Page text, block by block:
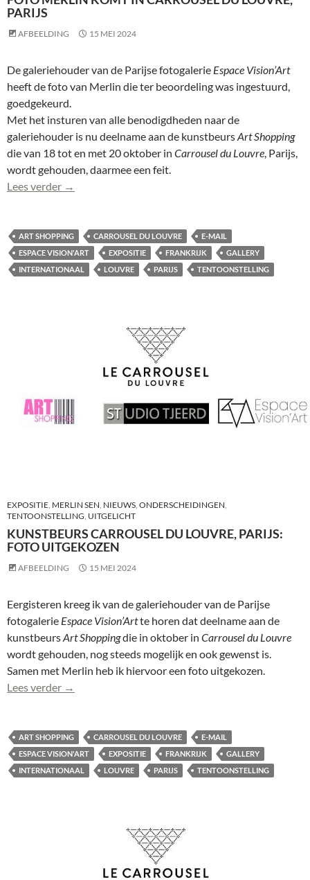
PARIJS
AFBEELDING 15 MEI 2024
De galeriehouder van de Parijse fotogalerie Espace Vision’Art
heeft de foto van Merlin die ter beoordeling was ingestuurd,
goedgekeurd.
Met het insturen van alle benodigdheden naar de
galeriehouder is nu deelname aan de kunstbeursArt Shopping
die van 18 tot en met 20 oktober in Carrousel du Louvre, Parijs,
wordt gehouden, daarmee een feit.
Lees verder Foto Merlin komt in Carrousel du Louvre, Parijs
→
ART SHOPPING CARROUSEL DU LOUVRE
E-MAIL
ESPACE VISION'ART
EXPOSITIE FRANKRIJK
GALLERY
INTERNATIONAAL
LOUVRE PARIJS TENTOONSTELLING
EXPOSITIE, MERLIN SEN, NIEUWS, ONDERSCHEIDINGEN,
TENTOONSTELLING, UITGELICHT
KUNSTBEURS CARROUSEL DU LOUVRE, PARIJS:
FOTO UITGEKOZEN
AFBEELDING 15 MEI 2024
Eergisteren kreeg ik van de galeriehouder van de Parijse
fotogalerie Espace Vision’Artte horen dat deelname aan de
kunstbeursArt Shoppingdie in oktober in Carrousel du Louvre
wordt gehouden, nog steeds mogelijk en ook gewenst is.
Samen met Merlin heb ik hiervoor een foto uitgekozen.
Lees verder Kunstbeurs Carrousel du Louvre, Parijs: foto
→
ART SHOPPING CARROUSEL DU LOUVRE
E-MAIL
ESPACE VISION'ART
EXPOSITIE FRANKRIJK
GALLERY
INTERNATIONAAL
LOUVRE PARIJS TENTOONSTELLING